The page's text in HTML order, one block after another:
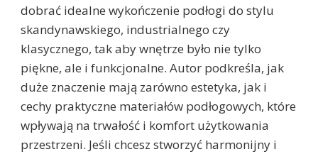
dobrać idealne wykończenie podłogi do stylu
skandynawskiego, industrialnego czy
klasycznego, tak aby wnętrze było nie tylko
piękne, ale i funkcjonalne. Autor podkreśla, jak
duże znaczenie mają zarówno estetyka, jak i
cechy praktyczne materiałów podłogowych, które
wpływają na trwałość i komfort użytkowania
przestrzeni. Jeśli chcesz stworzyć harmonijny i